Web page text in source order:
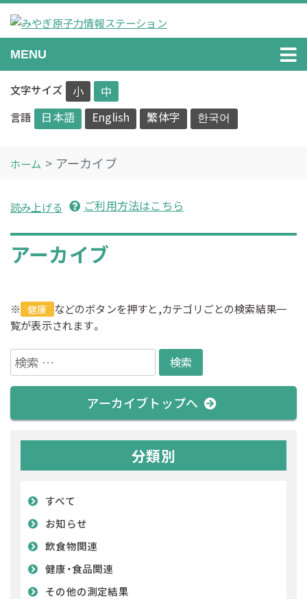
Skip
to
content
みやぎ原子力情報ステーション
原子力に関する情報を正確に分かりやすくお伝えします。
MENU
文字サイズ 小 中
言語 日本語 English 繁体字 한국어
ホーム アーカイブ
読み上げる ご利用方法はこちら
アーカイブ
※ 健康 などのボタンを押すと,カテゴリごとの検索結果一
覧が表示されます。
検
索:
アーカイブトップへ
分類別
すべて
お知らせ
飲食物関連
健康・食品関連
その他の測定結果